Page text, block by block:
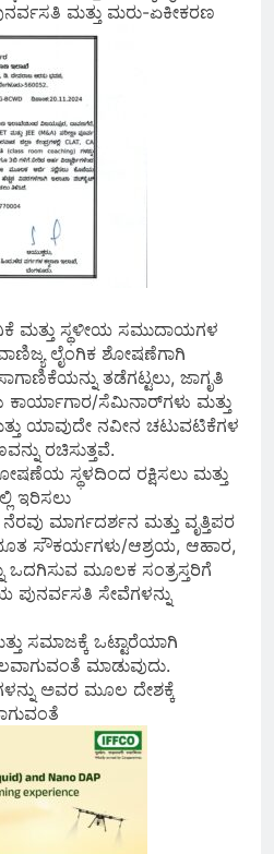
ಮತ್ತು ಮರು-ಏಕೀಕರಣ
ಮತ್ತು ಸ್ಥಳೀಯ ಸಮುದಾಯಗಳ
ಲೈಂಗಿಕ ಶೋಷಣೆಗಾಗಿ
ತಡೆಗಟ್ಟಲು, ಜಾಗೃತಿ
ಸೆಮಿನಾರ್‌ಗಳು ಮತ್ತು
ಯಾವುದೇ ನವೀನ ಚಟುವಟಿಕೆಗಳ
ರಚಿಸುತ್ತವೆ.
ಸ್ಥಳದಿಂದ ರಕ್ಷಿಸಲು ಮತ್ತು
ಇರಿಸಲು
ಮಾರ್ಗದರ್ಶನ ಮತ್ತು ವೃತ್ತಿಪರ
ಸೌಕರ್ಯಗಳು/ಆಶ್ರಯ, ಆಹಾರ,
ಒದಗಿಸುವ ಮೂಲಕ ಸಂತ್ರಸ್ತರಿಗೆ
ಪುನರ್ವಸತಿ ಸೇವೆಗಳನ್ನು
ಸಮಾಜಕ್ಕೆ ಒಟ್ಟಾರೆಯಾಗಿ
ಮಾಡುವುದು.
ಅವರ ಮೂಲ ದೇಶಕ್ಕೆ